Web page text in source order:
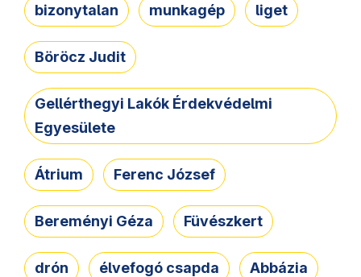
bizonytalan munkagép liget
Böröcz Judit
Gellérthegyi Lakók Érdekvédelmi
Egyesülete
Átrium Ferenc József
Bereményi Géza Füvészkert
drón élvefogó csapda Abbázia